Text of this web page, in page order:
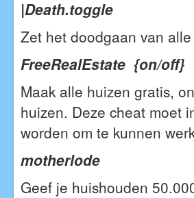
|Death.toggle
Zet het doodgaan van
FreeRealEstate {on/off}
Maak alle huizen gratis,
huizen. Deze cheat moet
worden om te kunnen
motherlode
Geef je huishouden